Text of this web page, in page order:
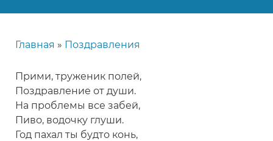
навигации
Главная Поздравления
Прими, труженик полей,
Поздравление от души.
На проблемы все забей,
Пиво, водочку глуши.
Год пахал ты будто конь,